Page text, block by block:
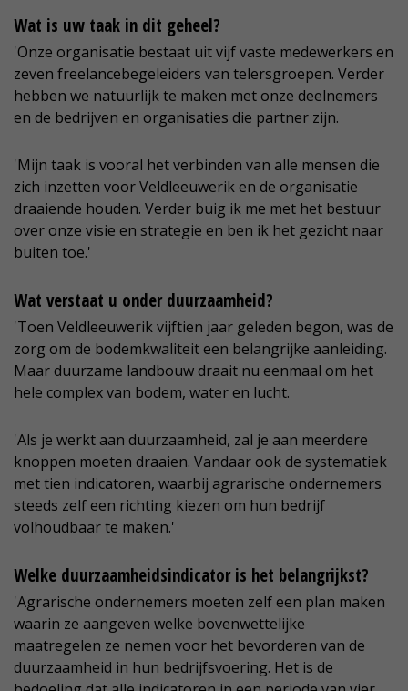
Wat is uw taak in dit geheel?
'Onze organisatie bestaat uit vijf vaste medewerkers en
zeven freelancebegeleiders van telersgroepen. Verder
hebben we natuurlijk te maken met onze deelnemers
en de bedrijven en organisaties die partner zijn.
'Mijn taak is vooral het verbinden van alle mensen die
zich inzetten voor Veldleeuwerik en de organisatie
draaiende houden. Verder buig ik me met het bestuur
over onze visie en strategie en ben ik het gezicht naar
buiten toe.'
Wat verstaat u onder duurzaamheid?
'Toen Veldleeuwerik vijftien jaar geleden begon, was de
zorg om de bodemkwaliteit een belangrijke aanleiding.
Maar duurzame landbouw draait nu eenmaal om het
hele complex van bodem, water en lucht.
'Als je werkt aan duurzaamheid, zal je aan meerdere
knoppen moeten draaien. Vandaar ook de systematiek
met tien indicatoren, waarbij agrarische ondernemers
steeds zelf een richting kiezen om hun bedrijf
volhoudbaar te maken.'
Welke duurzaamheidsindicator is het belangrijkst?
'Agrarische ondernemers moeten zelf een plan maken
waarin ze aangeven welke bovenwettelijke
maatregelen ze nemen voor het bevorderen van de
duurzaamheid in hun bedrijfsvoering. Het is de